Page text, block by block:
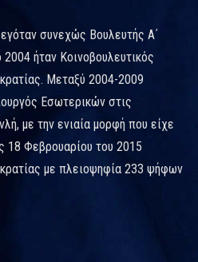
συνεχώς Βουλευτής Α΄
ήταν Κοινοβουλευτικός
Μεταξύ 2004-2009
Εσωτερικών στις
με την ενιαία μορφή που είχε
18 Φεβρουαρίου του 2015
με πλειοψηφία 233 ψήφων